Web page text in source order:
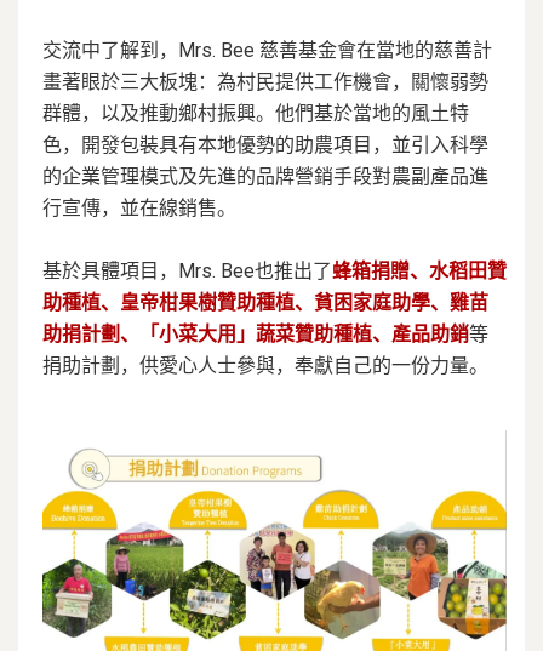
交流中了解到，Mrs. Bee 慈善基金會在當地的慈善計
畫著眼於三大板塊：為村民提供工作機會，關懷弱勢
群體，以及推動鄉村振興。他們基於當地的風土特
色，開發包裝具有本地優勢的助農項目，並引入科學
的企業管理模式及先進的品牌營銷手段對農副產品進
行宣傳，並在線銷售。
基於具體項目，Mrs. Bee也推出了蜂箱捐贈、水稻田贊
助種植、皇帝柑果樹贊助種植、貧困家庭助學、雞苗
助捐計劃、「小菜大用」蔬菜贊助種植、產品助銷等
捐助計劃，供愛心人士參與，奉獻自己的一份力量。